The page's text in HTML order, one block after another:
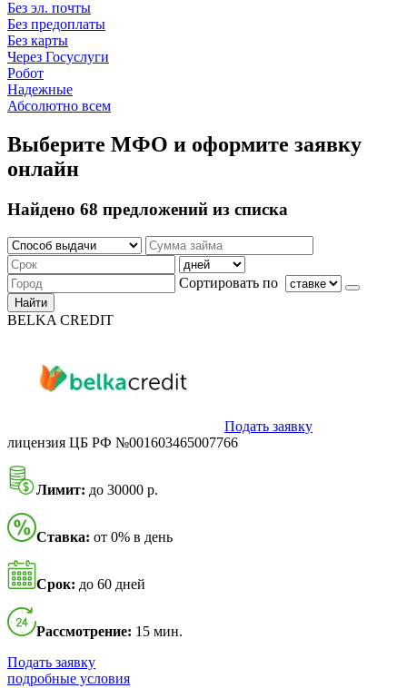
Без эл. почты
Без предоплаты
Без карты
Через Госуслуги
Робот
Надежные
Абсолютно всем
Выберите МФО и оформите заявку
онлайн
Найдено 68 предложений из списка
Сортировать по
Найти
BELKA CREDIT
Подать заявку
лицензия ЦБ РФ №001603465007766
Лимит: до 30000 р.
Ставка: от 0% в день
Срок: до 60 дней
Рассмотрение: 15 мин.
Подать заявку
подробные условия